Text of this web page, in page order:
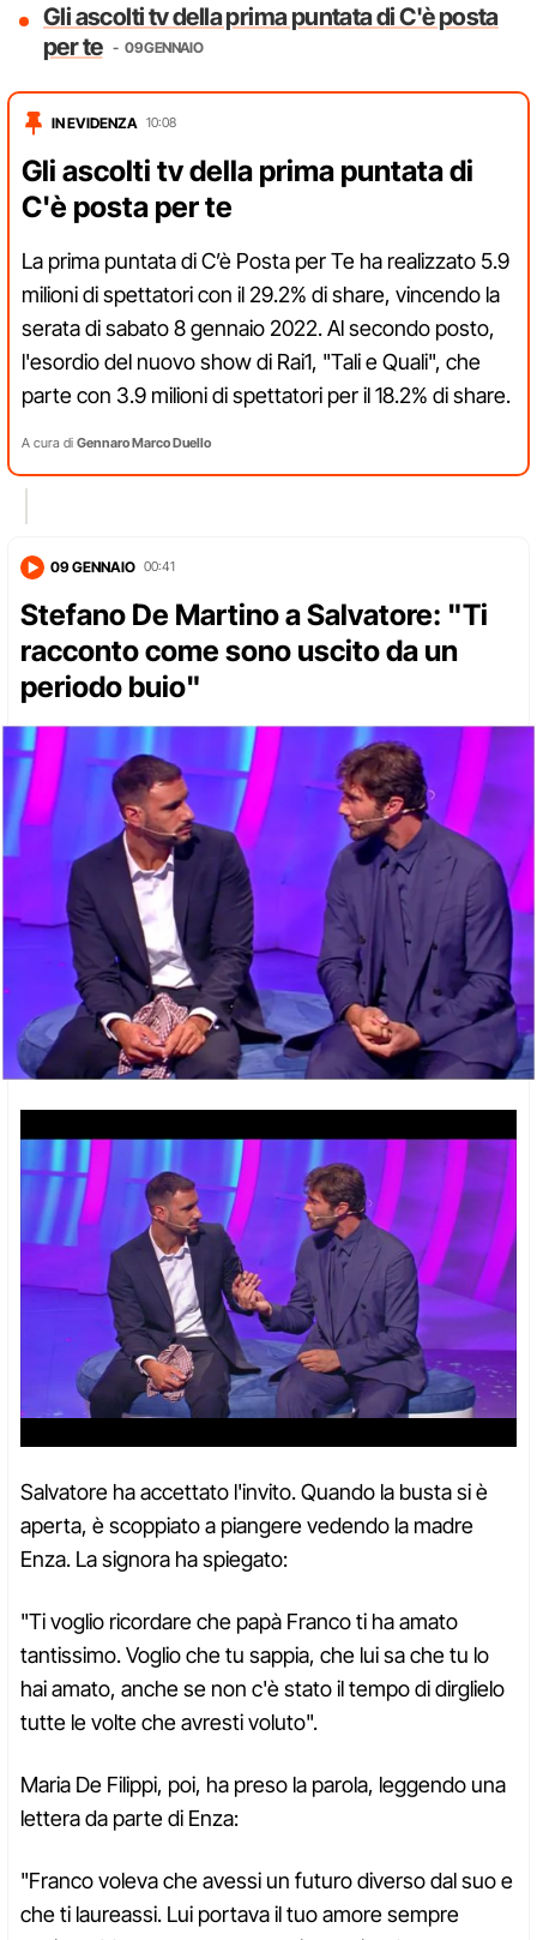
Gli ascolti tv della prima puntata di C'è posta
per te
09 GENNAIO
IN EVIDENZA 10:08
Gli ascolti tv della prima puntata di
C'è posta per te
La prima puntata di C’è Posta per Te ha realizzato 5.9
milioni di spettatori con il 29.2% di share, vincendo la
serata di sabato 8 gennaio 2022. Al secondo posto,
l'esordio del nuovo show di Rai1, "Tali e Quali", che
parte con 3.9 milioni di spettatori per il 18.2% di share.
A cura di Gennaro Marco Duello
09 GENNAIO 00:41
Stefano De Martino a Salvatore: "Ti
racconto come sono uscito da un
periodo buio"
Salvatore ha accettato l'invito. Quando la busta si è
aperta, è scoppiato a piangere vedendo la madre
Enza. La signora ha spiegato:
"Ti voglio ricordare che papà Franco ti ha amato
tantissimo. Voglio che tu sappia, che lui sa che tu lo
hai amato, anche se non c'è stato il tempo di dirglielo
tutte le volte che avresti voluto".
Maria De Filippi, poi, ha preso la parola, leggendo una
lettera da parte di Enza:
"Franco voleva che avessi un futuro diverso dal suo e
che ti laureassi. Lui portava il tuo amore sempre